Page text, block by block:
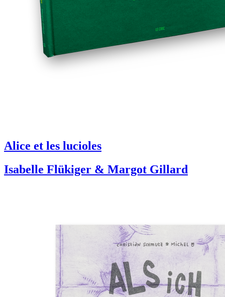
Alice et les lucioles
Isabelle Flükiger & Margot Gillard